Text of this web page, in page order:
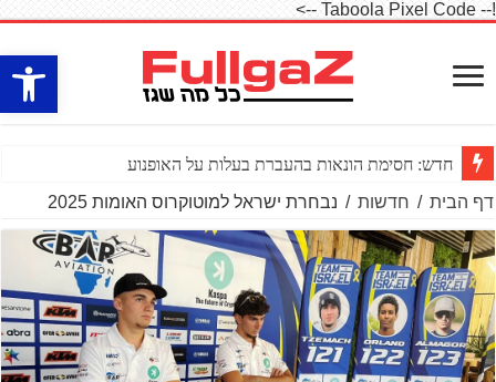
פתח
!-- Taboola Pixel Code -->
חדש: חסימת הונאות בהעברת בעלות על האופנוע
דף הבית / חדשות / נבחרת ישראל למוטוקרוס האומות 2025